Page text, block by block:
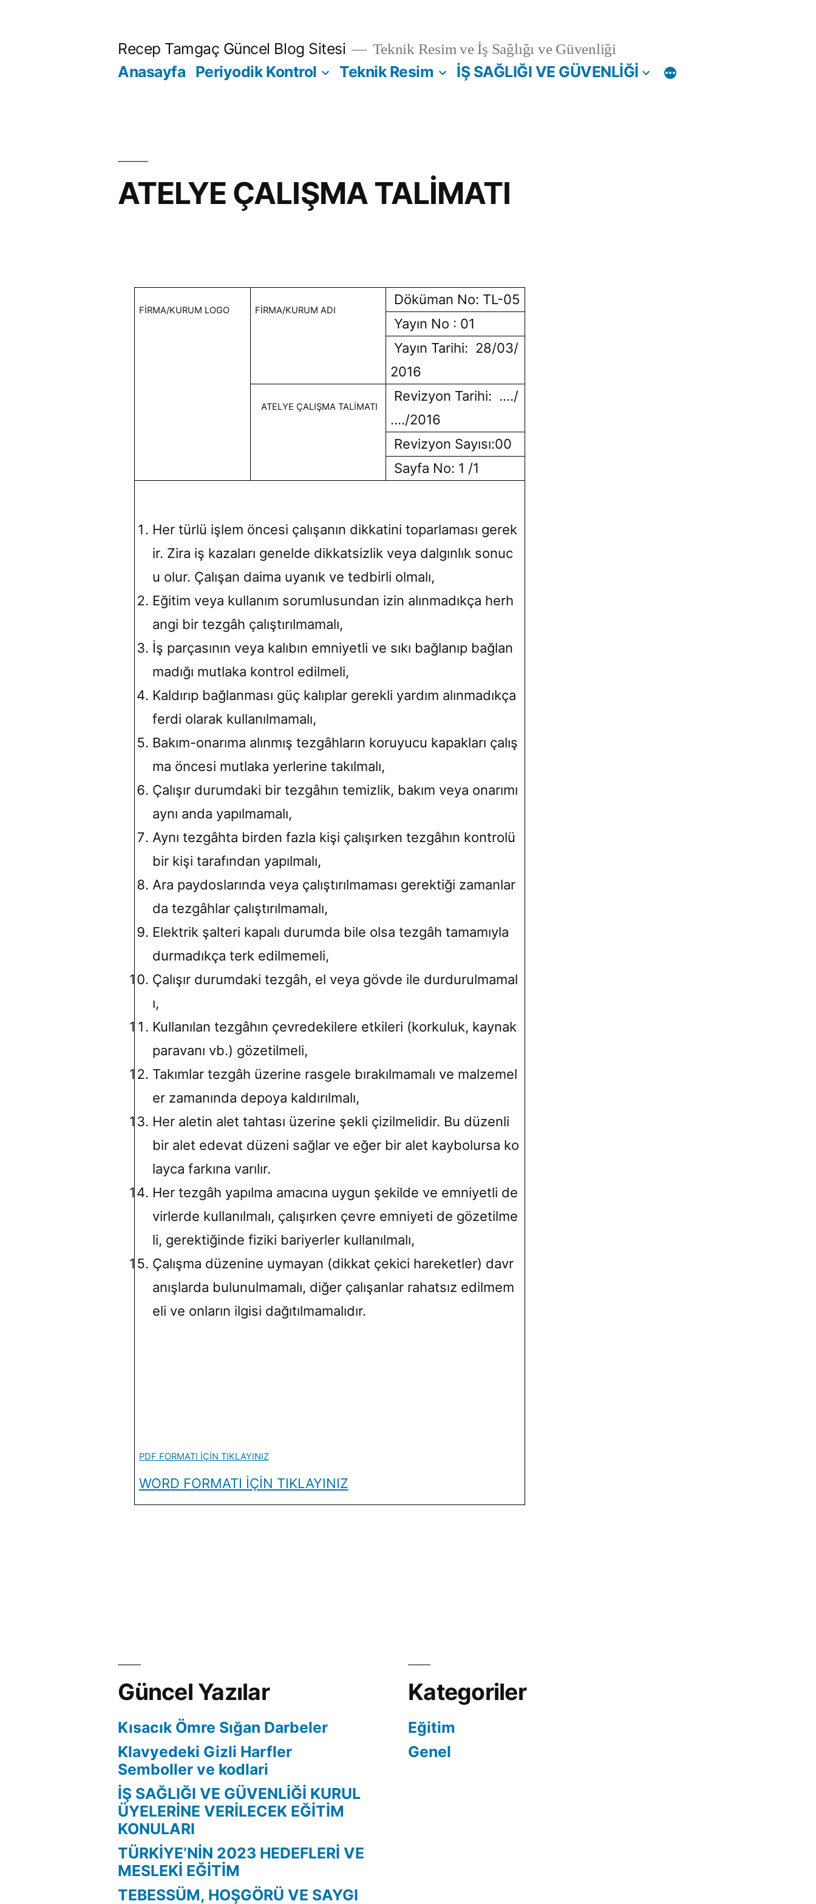
Recep Tamgaç Güncel Blog Sitesi Teknik Resim ve İş Sağlığı ve Güvenliği
Anasayfa Periyodik Kontrol Teknik Resim İŞ SAĞLIĞI VE GÜVENLİĞİ
ATELYE ÇALIŞMA TALİMATI
FİRMA/KURUM LOGO FİRMA/KURUM ADI
Döküman No: TL-05
Yayın No : 01
Yayın Tarihi: 28/03/
2016
ATELYE ÇALIŞMA TALİMATI
Revizyon Tarihi: …./
…./2016
Revizyon Sayısı:00
Sayfa No: 1 /1
Her türlü işlem öncesi çalışanın dikkatini toparlaması gerek
ir. Zira iş kazaları genelde dikkatsizlik veya dalgınlık sonuc
u olur. Çalışan daima uyanık ve tedbirli olmalı,
Eğitim veya kullanım sorumlusundan izin alınmadıkça herh
angi bir tezgâh çalıştırılmamalı,
İş parçasının veya kalıbın emniyetli ve sıkı bağlanıp bağlan
madığı mutlaka kontrol edilmeli,
Kaldırıp bağlanması güç kalıplar gerekli yardım alınmadıkça
ferdi olarak kullanılmamalı,
Bakım-onarıma alınmış tezgâhların koruyucu kapakları çalış
ma öncesi mutlaka yerlerine takılmalı,
Çalışır durumdaki bir tezgâhın temizlik, bakım veya onarımı
aynı anda yapılmamalı,
Aynı tezgâhta birden fazla kişi çalışırken tezgâhın kontrolü
bir kişi tarafından yapılmalı,
Ara paydoslarında veya çalıştırılmaması gerektiği zamanlar
da tezgâhlar çalıştırılmamalı,
Elektrik şalteri kapalı durumda bile olsa tezgâh tamamıyla
durmadıkça terk edilmemeli,
Çalışır durumdaki tezgâh, el veya gövde ile durdurulmamal
ı,
Kullanılan tezgâhın çevredekilere etkileri (korkuluk, kaynak
paravanı vb.) gözetilmeli,
Takımlar tezgâh üzerine rasgele bırakılmamalı ve malzemel
er zamanında depoya kaldırılmalı,
Her aletin alet tahtası üzerine şekli çizilmelidir. Bu düzenli
bir alet edevat düzeni sağlar ve eğer bir alet kaybolursa ko
layca farkına varılır.
Her tezgâh yapılma amacına uygun şekilde ve emniyetli de
virlerde kullanılmalı, çalışırken çevre emniyeti de gözetilme
li, gerektiğinde fiziki bariyerler kullanılmalı,
Çalışma düzenine uymayan (dikkat çekici hareketler) davr
anışlarda bulunulmamalı, diğer çalışanlar rahatsız edilmem
eli ve onların ilgisi dağıtılmamalıdır.
PDF FORMATI İÇİN TIKLAYINIZ
WORD FORMATI İÇİN TIKLAYINIZ
Güncel Yazılar
Kısacık Ömre Sığan Darbeler
Klavyedeki Gizli Harfler
Semboller ve kodlari
İŞ SAĞLIĞI VE GÜVENLİĞİ KURUL
ÜYELERİNE VERİLECEK EĞİTİM
KONULARI
TÜRKİYE’NİN 2023 HEDEFLERİ VE
MESLEKİ EĞİTİM
TEBESSÜM, HOŞGÖRÜ VE SAYGI
Kategoriler
Eğitim
Genel